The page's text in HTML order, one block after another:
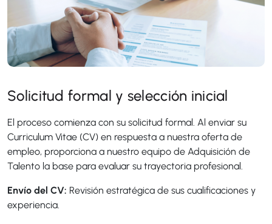
Solicitud formal y selección inicial
El proceso comienza con su solicitud formal. Al enviar su
Curriculum Vitae (CV) en respuesta a nuestra oferta de
empleo, proporciona a nuestro equipo de Adquisición de
Talento la base para evaluar su trayectoria profesional.
Envío del CV: Revisión estratégica de sus cualificaciones y
experiencia.